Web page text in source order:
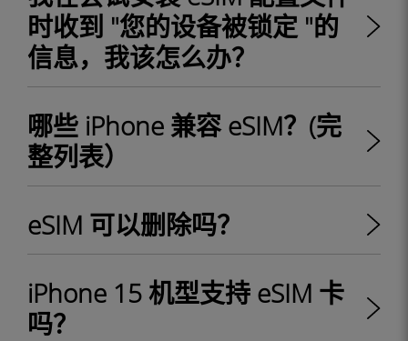
时收到 "您的设备被锁定 "的
信息，我该怎么办？
哪些 iPhone 兼容 eSIM？(完
整列表）
eSIM 可以删除吗？
iPhone 15 机型支持 eSIM 卡
吗？